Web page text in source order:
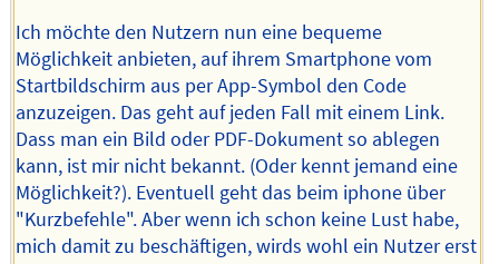
Ich möchte den Nutzern nun eine bequeme
Möglichkeit anbieten, auf ihrem Smartphone vom
Startbildschirm aus per App-Symbol den Code
anzuzeigen. Das geht auf jeden Fall mit einem Link.
Dass man ein Bild oder PDF-Dokument so ablegen
kann, ist mir nicht bekannt. (Oder kennt jemand eine
Möglichkeit?). Eventuell geht das beim iphone über
"Kurzbefehle". Aber wenn ich schon keine Lust habe,
mich damit zu beschäftigen, wirds wohl ein Nutzer erst